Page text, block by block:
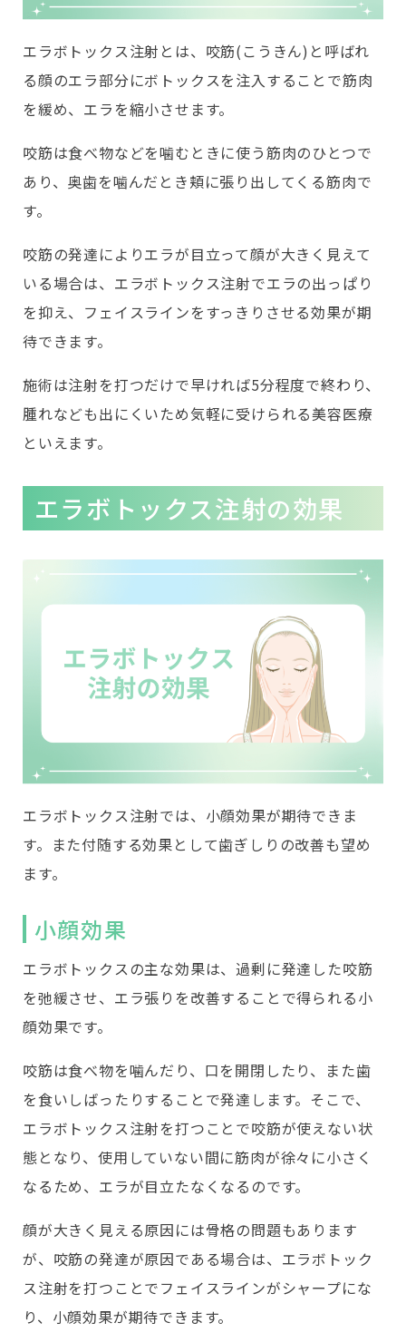
エラボトックス注射とは、咬筋(こうきん)と呼ばれ
る顔のエラ部分にボトックスを注入することで筋肉
を緩め、エラを縮小させます。
咬筋は食べ物などを噛むときに使う筋肉のひとつで
あり、奥歯を噛んだとき頬に張り出してくる筋肉で
す。
咬筋の発達によりエラが目立って顔が大きく見えて
いる場合は、エラボトックス注射でエラの出っぱり
を抑え、フェイスラインをすっきりさせる効果が期
待できます。
施術は注射を打つだけで早ければ5分程度で終わり、
腫れなども出にくいため気軽に受けられる美容医療
といえます。
エラボトックス注射の効果
エラボトックス注射では、小顔効果が期待できま
す。また付随する効果として歯ぎしりの改善も望め
ます。
小顔効果
エラボトックスの主な効果は、過剰に発達した咬筋
を弛緩させ、エラ張りを改善することで得られる小
顔効果です。
咬筋は食べ物を噛んだり、口を開閉したり、また歯
を食いしばったりすることで発達します。そこで、
エラボトックス注射を打つことで咬筋が使えない状
態となり、使用していない間に筋肉が徐々に小さく
なるため、エラが目立たなくなるのです。
顔が大きく見える原因には骨格の問題もあります
が、咬筋の発達が原因である場合は、エラボトック
ス注射を打つことでフェイスラインがシャープにな
り、小顔効果が期待できます。